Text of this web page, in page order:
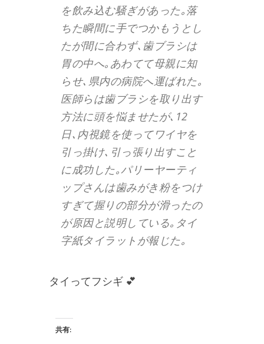
を飲み込む騒ぎがあった｡落
ちた瞬間に手でつかもうとし
たが間に合わず､歯ブラシは
胃の中へ｡あわてて母親に知
らせ､県内の病院へ運ばれた｡
医師らは歯ブラシを取り出す
方法に頭を悩ませたが､12
日､内視鏡を使ってワイヤを
引っ掛け､引っ張り出すこと
に成功した｡パリーヤーティ
ップさんは歯みがき粉をつけ
すぎて握りの部分が滑ったの
が原因と説明している｡タイ
字紙タイラットが報じた｡
タイってフシギ 💕
共有: